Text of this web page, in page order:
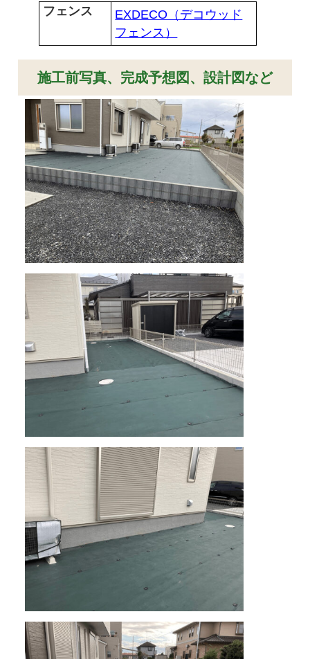
フェンス
EXDECO（デコウッド
フェンス）
施工前写真、完成予想図、設計図など